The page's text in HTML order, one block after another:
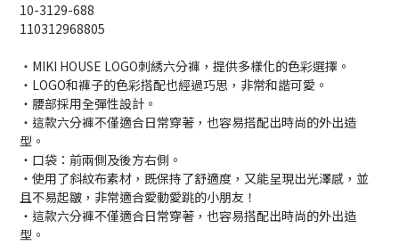
10-3129-688
110312968805
・MIKI HOUSE LOGO刺綉六分褲，提供多樣化的色彩選擇。
・LOGO和褲子的色彩搭配也經過巧思，非常和諧可愛。
・腰部採用全彈性設計。
・這款六分褲不僅適合日常穿著，也容易搭配出時尚的外出造
型。
・口袋：前兩側及後方右側。
・使用了斜紋布素材，既保持了舒適度，又能呈現出光澤感，並
且不易起皺，非常適合愛動愛跳的小朋友！
・這款六分褲不僅適合日常穿著，也容易搭配出時尚的外出造
型。